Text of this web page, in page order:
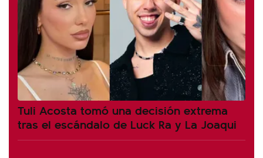
Tuli Acosta tomó una decisión extrema
tras el escándalo de Luck Ra y La Joaqui